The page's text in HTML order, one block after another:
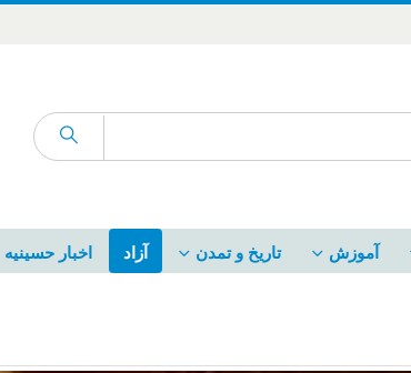
آموزش تاریخ و تمدن آزاد اخبار حسینیه